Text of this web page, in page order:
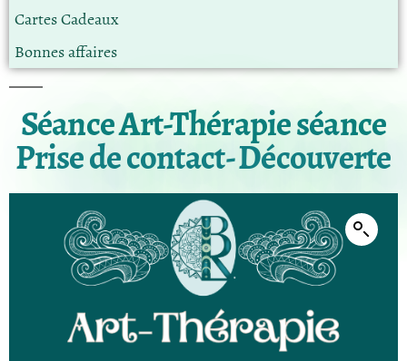
Cartes Cadeaux
Bonnes affaires
Séance Art-Thérapie séance
Prise de contact- Découverte